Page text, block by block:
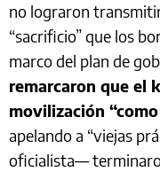
no lograron
“sacrificio” que los
marco del plan de
remarcaron que el
movilización
apelando a “viejas
oficialista—